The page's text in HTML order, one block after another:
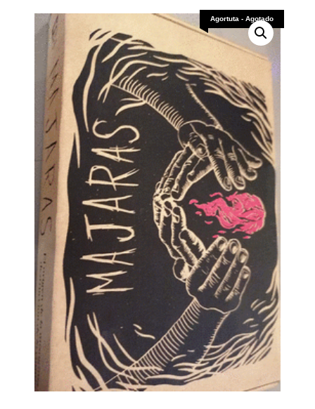
Agortuta - Agotado